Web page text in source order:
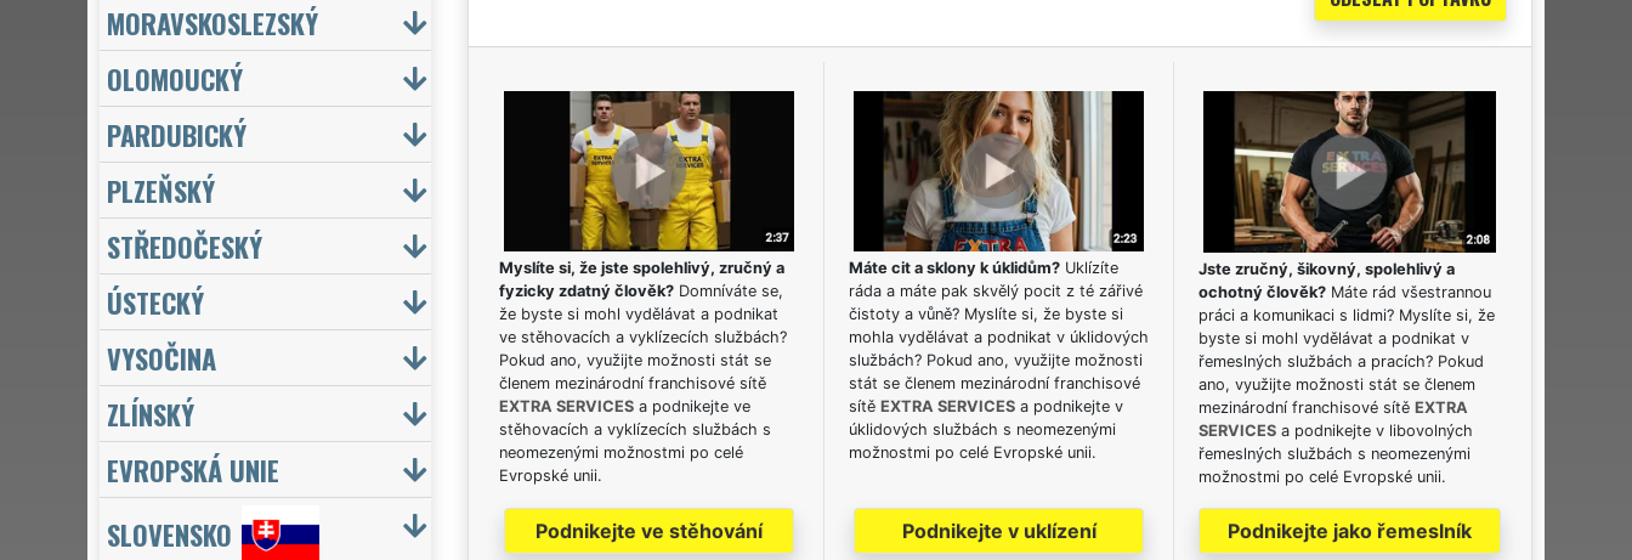
Myslíte si, že jste spolehlivý, zručný a
fyzicky zdatný člověk?Domníváte se,
že byste si mohl vydělávat a podnikat
ve stěhovacích a vyklízecích službách?
Pokud ano, využijte možnosti stát se
členem mezinárodní franchisové sítě
EXTRA SERVICESa podnikejte ve
stěhovacích a vyklízecích službách s
neomezenými možnostmi po celé
Evropské unii.
Podnikejte ve stěhování
Máte cit a sklony k úklidům?Uklízíte
ráda a máte pak skvělý pocit z té zářivé
čistoty a vůně? Myslíte si, že byste si
mohla vydělávat a podnikat v úklidových
službách? Pokud ano, využijte možnosti
stát se členem mezinárodní franchisové
sítě EXTRA SERVICESa podnikejte v
úklidových službách s neomezenými
možnostmi po celé Evropské unii.
Podnikejte v uklízení
Jste zručný, šikovný, spolehlivý a
ochotný člověk? Máte rád všestrannou
práci a komunikaci s lidmi? Myslíte si, že
byste si mohl vydělávat a podnikat v
řemeslných službách a pracích? Pokud
ano, využijte možnosti stát se členem
mezinárodní franchisové sítě EXTRA
SERVICES a podnikejte v libovolných
řemeslných službách s neomezenými
možnostmi po celé Evropské unii.
Podnikejte jako řemeslník
MORAVSKOSLEZSKÝ
OLOMOUCKÝ
PARDUBICKÝ
PLZEŇSKÝ
STŘEDOČESKÝ
ÚSTECKÝ
VYSOČINA
ZLÍNSKÝ
EVROPSKÁ UNIE
SLOVENSKO